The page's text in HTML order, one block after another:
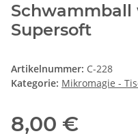
Schwammball
Supersoft
Artikelnummer: C-228
Kategorie: Mikromagie -
8,00 €